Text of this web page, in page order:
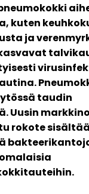
kuten
ja
taudin
Uusin
rokote